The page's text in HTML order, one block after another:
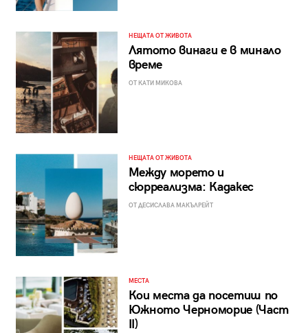
НЕЩАТА ОТ ЖИВОТА
Лятото винаги е в минало
време
ОТ КАТИ МИКОВА
НЕЩАТА ОТ ЖИВОТА
Между морето и
сюрреализма: Кадакес
ОТ ДЕСИСЛАВА МАКЪЛРЕЙТ
МЕСТА
Кои места да посетиш по
Южното Черноморие (Част
II)